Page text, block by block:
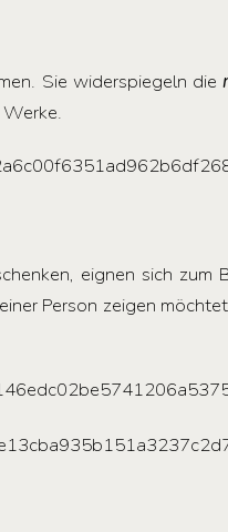
Sie widerspiegeln die
eignen sich zum
Person zeigen